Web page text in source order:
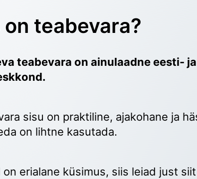
on teabevara?
teabevara on ainulaadne eesti-
sisu on praktiline, ajakohane ja
on lihtne kasutada.
on erialane küsimus, siis leiad just